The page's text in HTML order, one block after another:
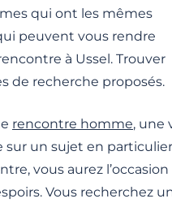
qui ont les mêmes
peuvent vous rendre
à Ussel. Trouver
de recherche proposés.
rencontre homme, une
sur un sujet en
vous aurez l’occasion
Vous recherchez